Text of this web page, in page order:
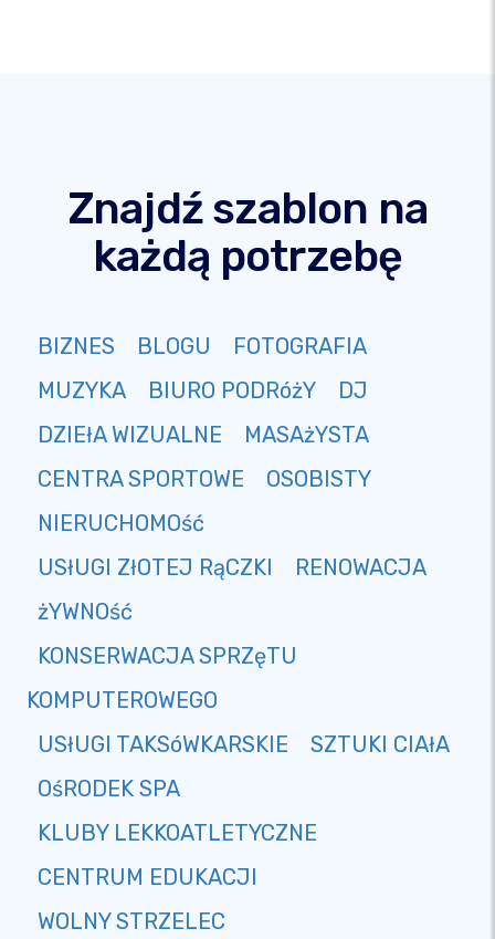
Znajdź szablon na
każdą potrzebę
BIZNES BLOGU
FOTOGRAFIA
MUZYKA
BIURO PODRóżY
DJ
DZIEłA WIZUALNE
MASAżYSTA
CENTRA SPORTOWE
OSOBISTY
NIERUCHOMOść
USłUGI ZłOTEJ RąCZKI
RENOWACJA
żYWNOść
KONSERWACJA SPRZęTU
KOMPUTEROWEGO
USłUGI TAKSóWKARSKIE
SZTUKI CIAłA
OśRODEK SPA
KLUBY LEKKOATLETYCZNE
CENTRUM EDUKACJI
WOLNY STRZELEC